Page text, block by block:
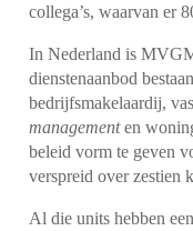
collega’s, waarvan er
In Nederland is
dienstenaanbod
bedrijfsmakelaardij,
managementen
beleid vorm te geven
verspreid over zestien
Al die units hebben